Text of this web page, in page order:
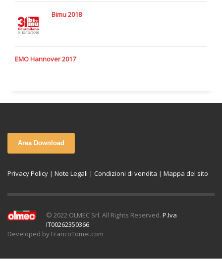
Bimu 2018
EMO Hannover 2017
Area Download
Privacy Policy | Note Legali | Condizioni di vendita | Mappa del sito
© 2022 OLMEC Srl. All Rights Reserved. P.Iva
IT00262350366.
Developed by FrancoTomei.com